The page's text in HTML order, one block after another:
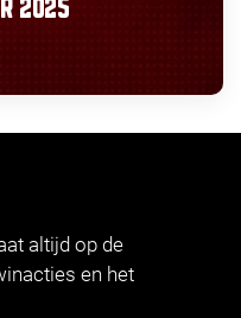
2025
altijd op de
en het